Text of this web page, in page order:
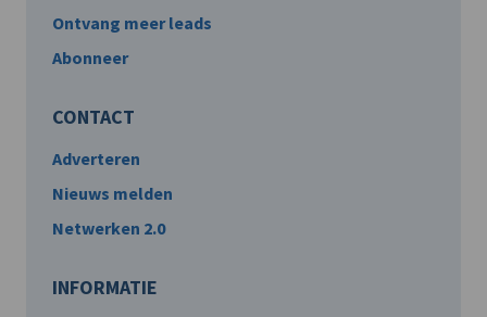
Ontvang meer leads
Abonneer
CONTACT
Adverteren
Nieuws melden
Netwerken 2.0
INFORMATIE